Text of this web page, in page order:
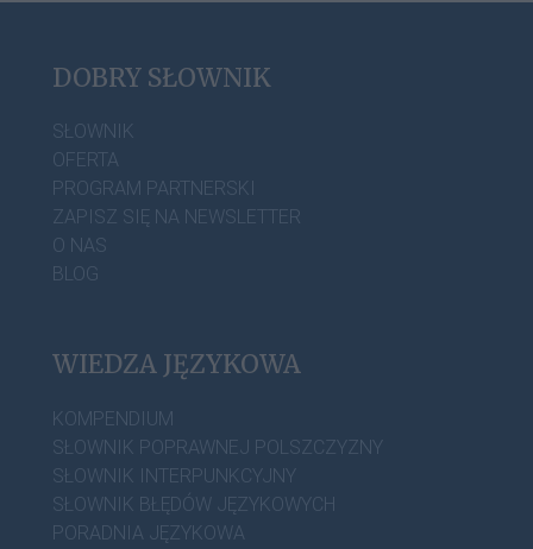
DOBRY SŁOWNIK
SŁOWNIK
OFERTA
PROGRAM PARTNERSKI
ZAPISZ SIĘ NA NEWSLETTER
O NAS
BLOG
WIEDZA JĘZYKOWA
KOMPENDIUM
SŁOWNIK POPRAWNEJ POLSZCZYZNY
SŁOWNIK INTERPUNKCYJNY
SŁOWNIK BŁĘDÓW JĘZYKOWYCH
PORADNIA JĘZYKOWA